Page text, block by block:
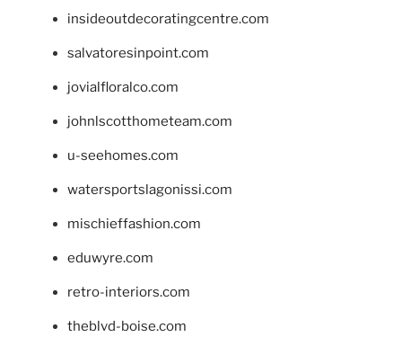
insideoutdecoratingcentre.com
salvatoresinpoint.com
jovialfloralco.com
johnlscotthometeam.com
u-seehomes.com
watersportslagonissi.com
mischieffashion.com
eduwyre.com
retro-interiors.com
theblvd-boise.com